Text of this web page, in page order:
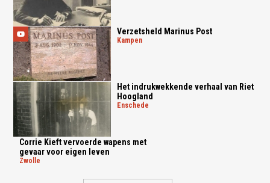
Verzetsheld Marinus Post
kampen
Het indrukwekkende verhaal van Riet
Hoogland
enschede
Corrie Kieft vervoerde wapens met
gevaar voor eigen leven
zwolle